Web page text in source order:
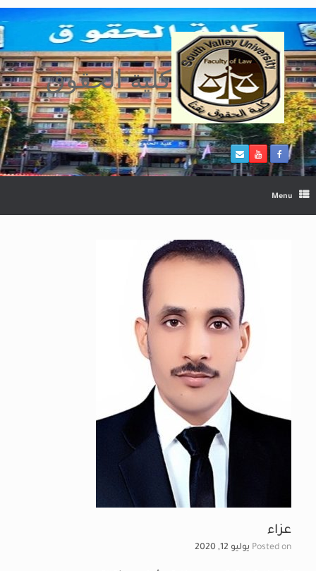
Skip
to
content
كلية الحقوق
Menu
عزاء
Posted on يوليو 12, 2020